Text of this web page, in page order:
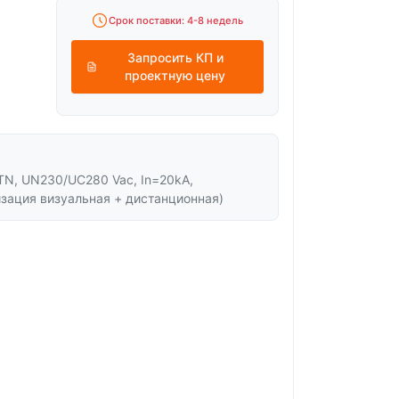
Срок поставки: 4-8 недель
Запросить КП и
проектную цену
UN230/UC280 Vac, In=20kA,
визуальная + дистанционная)